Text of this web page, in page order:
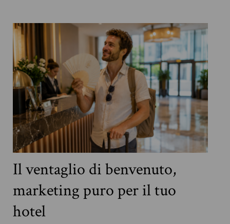
Il ventaglio di benvenuto,
marketing puro per il tuo
hotel